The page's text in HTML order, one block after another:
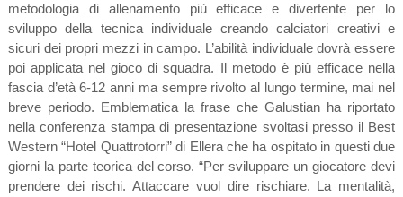
metodologia di allenamento più efficace e divertente per lo
sviluppo della tecnica individuale creando calciatori creativi e
sicuri dei propri mezzi in campo. L’abilità individuale dovrà essere
poi applicata nel gioco di squadra. Il metodo è più efficace nella
fascia d’età 6-12 anni ma sempre rivolto al lungo termine, mai nel
breve periodo. Emblematica la frase che Galustian ha riportato
nella conferenza stampa di presentazione svoltasi presso il Best
Western “Hotel Quattrotorri” di Ellera che ha ospitato in questi due
giorni la parte teorica del corso. “Per sviluppare un giocatore devi
prendere dei rischi. Attaccare vuol dire rischiare. La mentalità,